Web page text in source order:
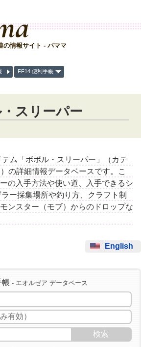
の情報サイト - パママ
FF14 便利手帳
スリーパー
ム「ボポル・スリーパー」（カテ
の詳細情報データベースです。こ
の入手方法や使い道、入手できるシ
ー採集場所や釣り方、クラフト制
ンスター（モブ）からのドロップな
English
帳 - エオルゼア データベース